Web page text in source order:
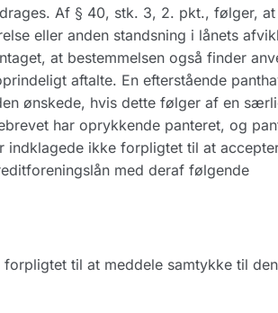
Af § 40, stk. 3, 2. pkt., følger,
eller anden standsning i lånets
at bestemmelsen også finder
aftalte. En efterstående
ønskede, hvis dette følger af en
har oprykkende panteret, og
ikke forpligtet til at
med deraf følgende
til at meddele samtykke til